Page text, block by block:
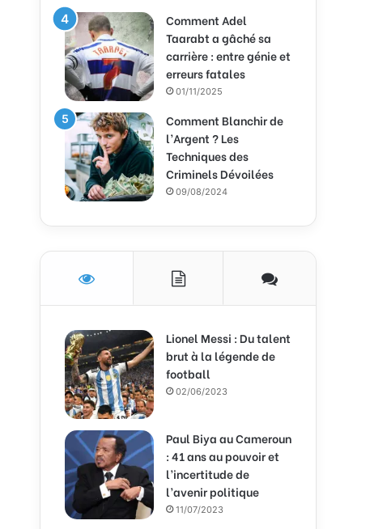
Comment Adel
Taarabt a gâché sa
carrière : entre génie et
erreurs fatales
01/11/2025
Comment Blanchir de
l’Argent ? Les
Techniques des
Criminels Dévoilées
09/08/2024
Lionel Messi : Du talent
brut à la légende de
football
02/06/2023
Paul Biya au Cameroun
: 41 ans au pouvoir et
l’incertitude de
l’avenir politique
11/07/2023